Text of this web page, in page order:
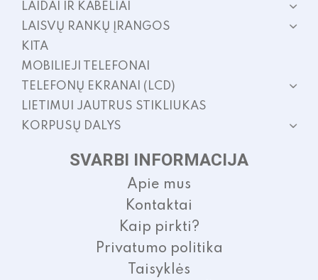
LAIDAI IR KABELIAI
LAISVŲ RANKŲ ĮRANGOS
KITA
MOBILIEJI TELEFONAI
TELEFONŲ EKRANAI (LCD)
LIETIMUI JAUTRUS STIKLIUKAS
KORPUSŲ DALYS
SVARBI INFORMACIJA
Apie mus
Kontaktai
Kaip pirkti?
Privatumo politika
Taisyklės